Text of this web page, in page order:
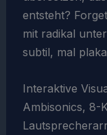
entsteht?
mit radikal
subtil, mal
Interaktive
Ambisonics, 8-